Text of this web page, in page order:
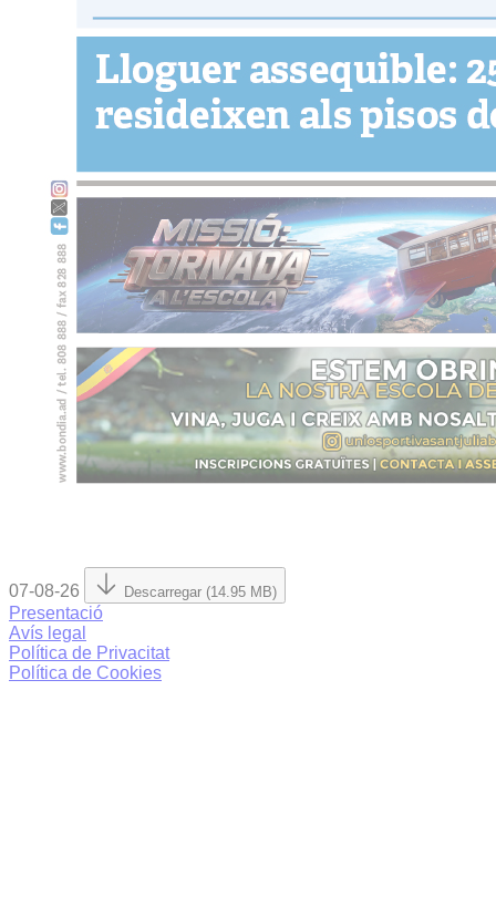
07-08-26 Descarregar (14.95 MB)
Presentació
Avís legal
Política de Privacitat
Política de Cookies